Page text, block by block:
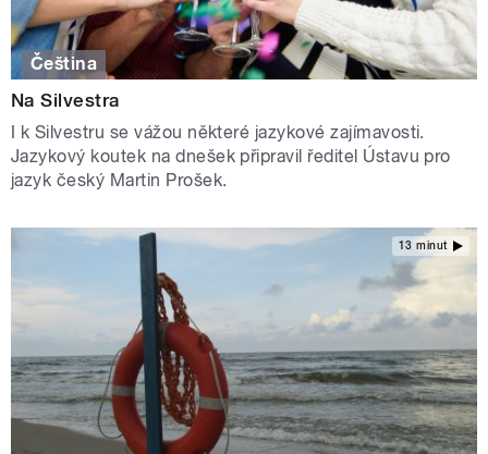
Čeština
Na Silvestra
I k Silvestru se vážou některé jazykové zajímavosti.
Jazykový koutek na dnešek připravil ředitel Ústavu pro
jazyk český Martin Prošek.
13 minut